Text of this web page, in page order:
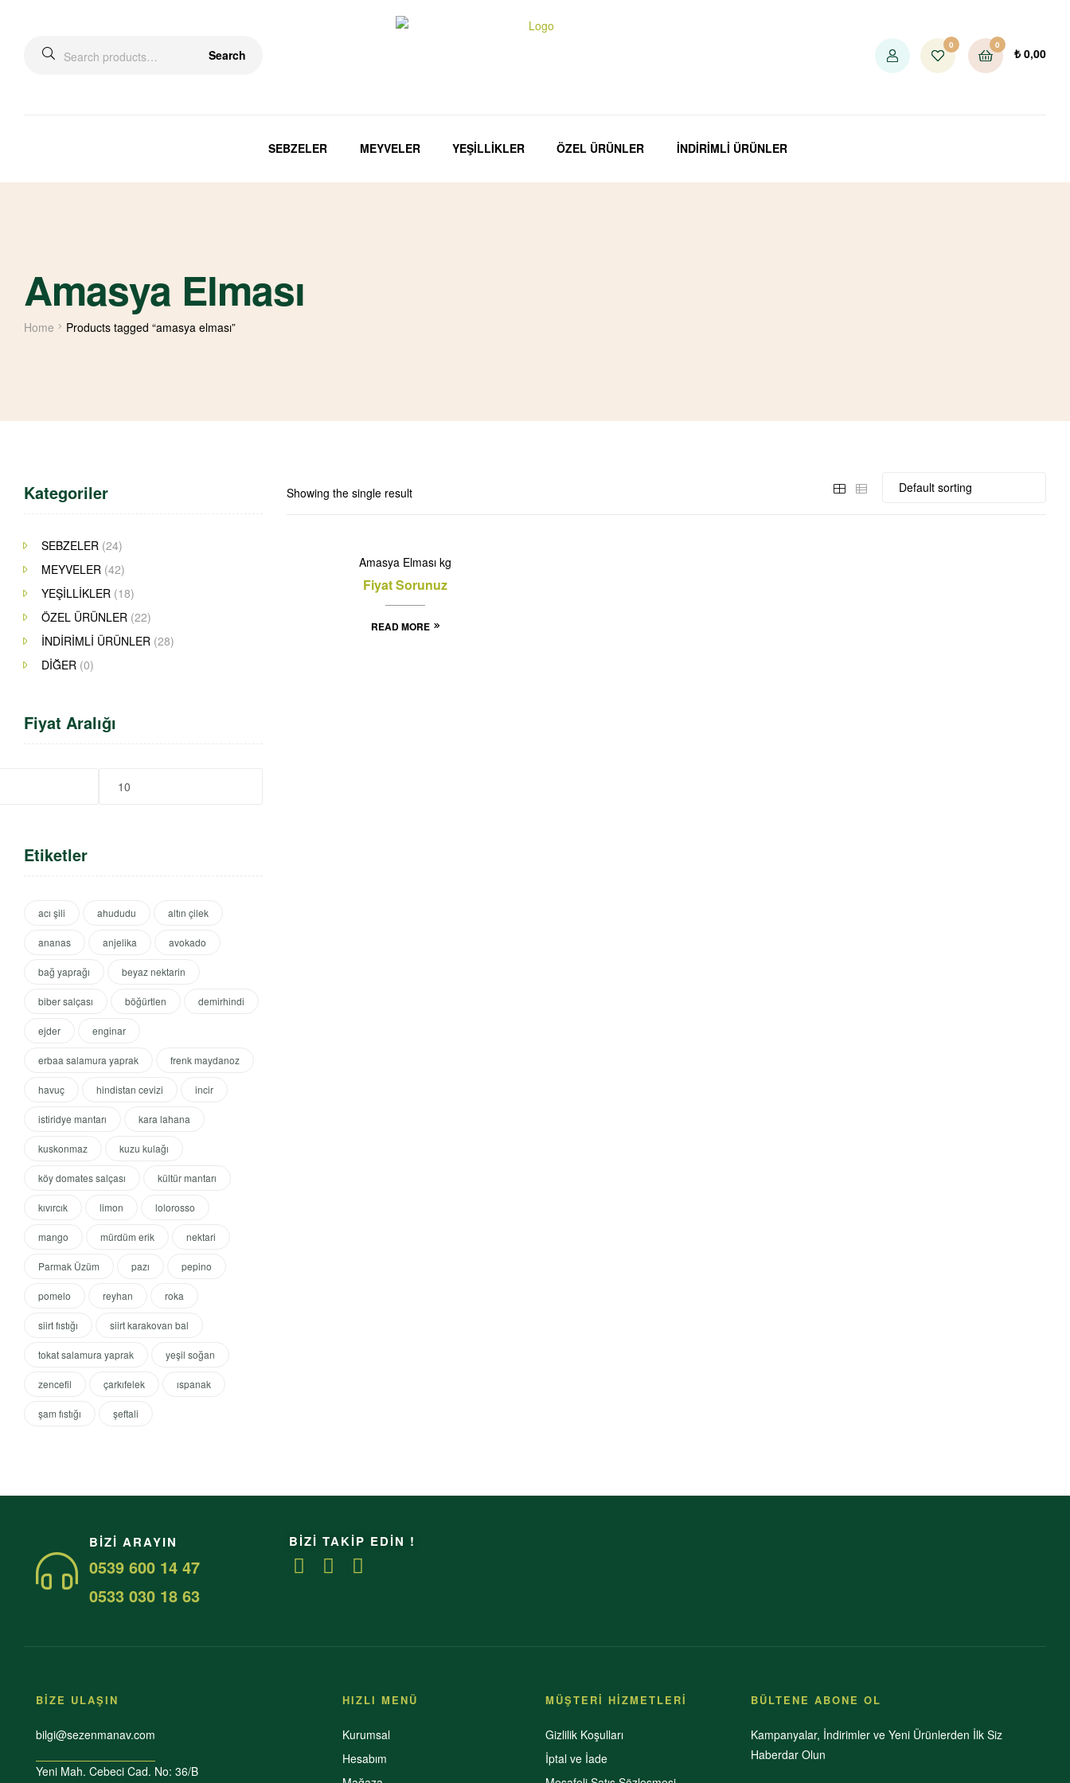
Search
0 0
₺ 0,00
SEBZELER MEYVELER YEŞİLLİKLER ÖZEL ÜRÜNLER İNDİRİMLİ ÜRÜNLER
Amasya Elması
Home Products tagged “amasya elması”
Showing the single result
Amasya Elması kg
Fiyat Sorunuz
READ MORE
Kategoriler
SEBZELER (24)
MEYVELER (42)
YEŞİLLİKLER (18)
ÖZEL ÜRÜNLER (22)
İNDİRİMLİ ÜRÜNLER (28)
DİĞER (0)
Fiyat Aralığı
Etiketler
acı şili ahududu altın çilek
ananas anjelika avokado
bağ yaprağı beyaz nektarin
biber salçası böğürtlen demirhindi
ejder enginar
erbaa salamura yaprak frenk maydanoz
havuç hindistan cevizi incir
istiridye mantarı kara lahana
kuskonmaz kuzu kulağı
köy domates salçası kültür mantarı
kıvırcık limon lolorosso
mango mürdüm erik nektari
Parmak Üzüm pazı pepino
pomelo reyhan roka
siirt fıstığı siirt karakovan bal
tokat salamura yaprak yeşil soğan
zencefil çarkıfelek ıspanak
şam fıstığı şeftali
BIZI ARAYIN
0539 600 14 47
0533 030 18 63
BİZİ TAKİP EDİN !
BİZE ULAŞIN
bilgi@sezenmanav.com
Yeni Mah. Cebeci Cad. No: 36/B
HIZLI MENÜ
Kurumsal
Hesabım
MÜŞTERİ HİZMETLERİ
Gizlilik Koşulları
İptal ve İade
BÜLTENE ABONE OL
Kampanyalar, İndirimler ve Yeni Ürünlerden İlk Siz
Haberdar Olun